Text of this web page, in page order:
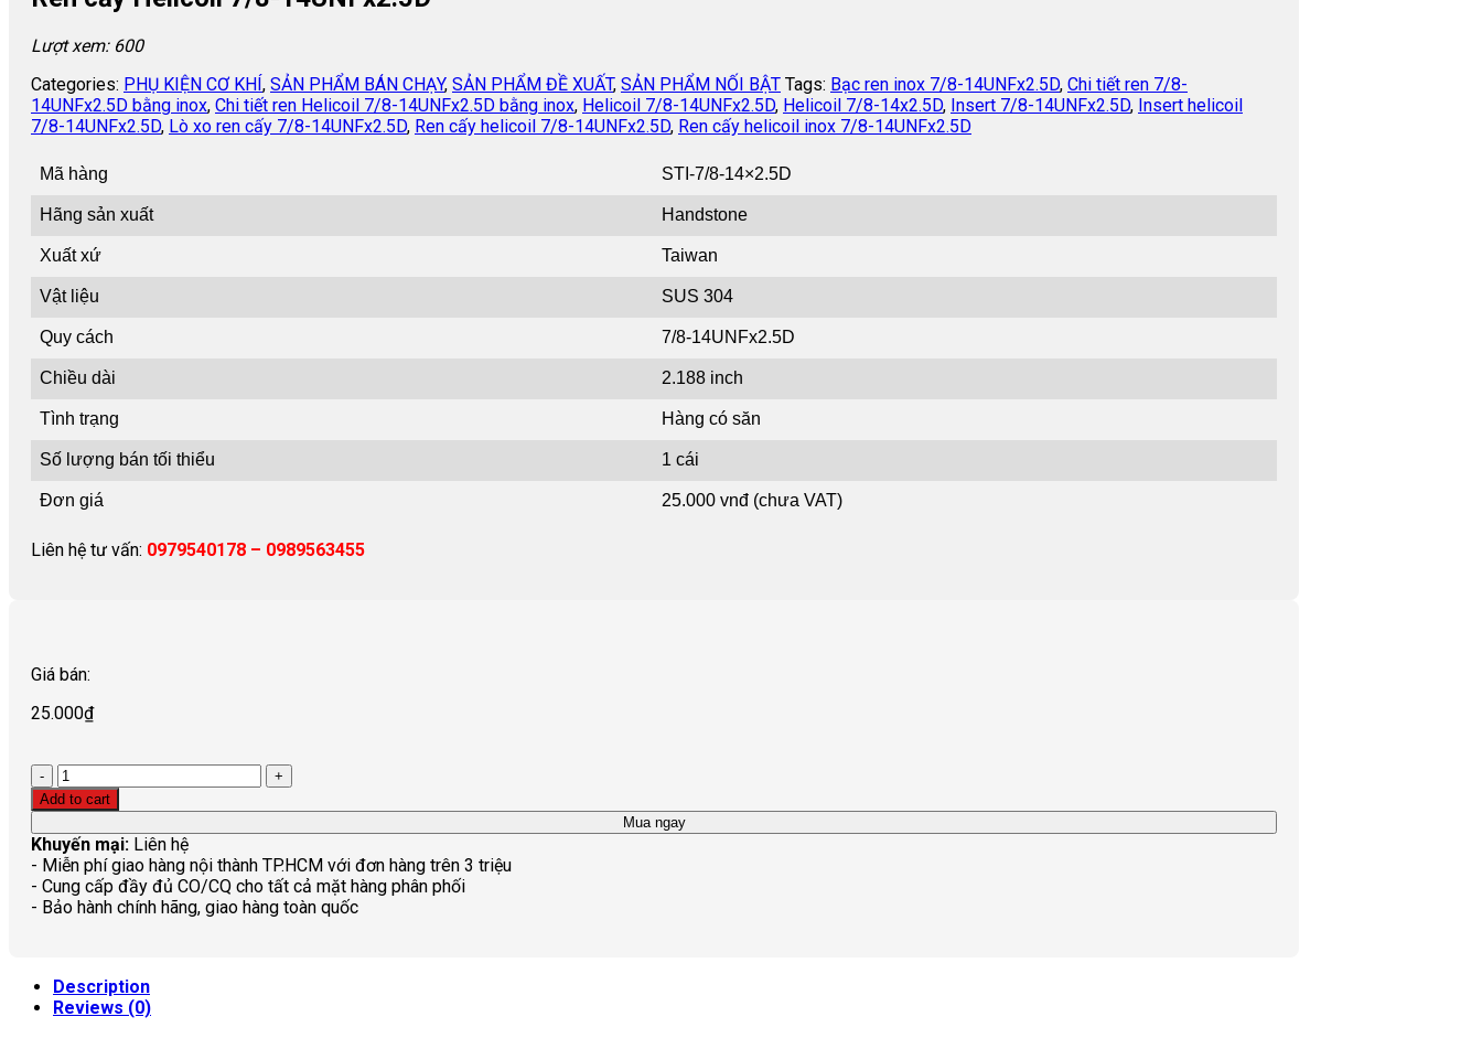
Lượt xem: 600
Categories: PHỤ KIỆN CƠ KHÍ, SẢN PHẨM BÁN CHẠY, SẢN PHẨM ĐỀ XUẤT, SẢN PHẨM NỐI BẬT Tags: Bạc ren inox 7/8-14UNFx2.5D, Chi tiết ren 7/8-
14UNFx2.5D bằng inox, Chi tiết ren Helicoil 7/8-14UNFx2.5D bằng inox, Helicoil 7/8-14UNFx2.5D, Helicoil 7/8-14x2.5D, Insert 7/8-14UNFx2.5D, Insert helicoil
7/8-14UNFx2.5D, Lò xo ren cấy 7/8-14UNFx2.5D, Ren cấy helicoil 7/8-14UNFx2.5D, Ren cấy helicoil inox 7/8-14UNFx2.5D
Mã hàng STI-7/8-14×2.5D
Hãng sản xuất Handstone
Xuất xứ Taiwan
Vật liệu SUS 304
Quy cách 7/8-14UNFx2.5D
Chiều dài 2.188 inch
Tình trạng Hàng có săn
Số lượng bán tối thiểu 1 cái
Đơn giá 25.000 vnđ (chưa VAT)
Liên hệ tư vấn: 0979540178 – 0989563455
Giá bán:
25.000₫
Quantity
Add to cart
Mua ngay
Khuyến mại: Liên hệ
- Miễn phí giao hàng nội thành TP.HCM với đơn hàng trên 3 triệu
- Cung cấp đầy đủ CO/CQ cho tất cả mặt hàng phân phối
- Bảo hành chính hãng, giao hàng toàn quốc
Description
Reviews (0)